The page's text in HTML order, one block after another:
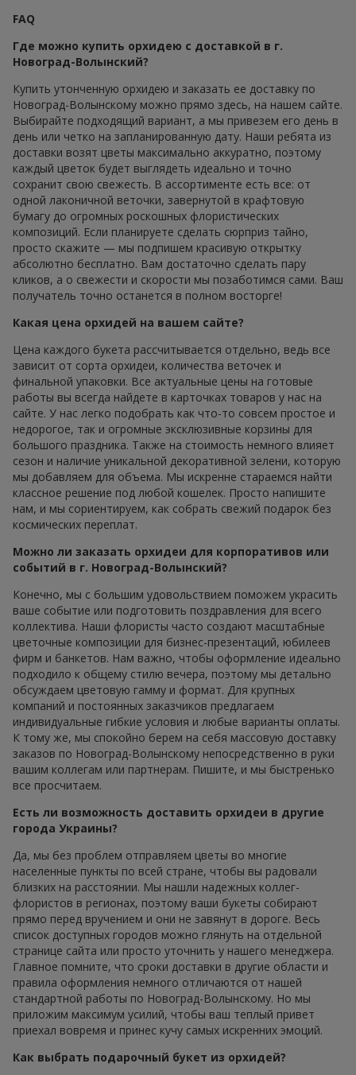
FAQ
Где можно купить орхидею с доставкой в г.
Новоград-Волынский?
Купить утонченную орхидею и заказать ее доставку по
Новоград-Волынскому можно прямо здесь, на нашем сайте.
Выбирайте подходящий вариант, а мы привезем его день в
день или четко на запланированную дату. Наши ребята из
доставки возят цветы максимально аккуратно, поэтому
каждый цветок будет выглядеть идеально и точно
сохранит свою свежесть. В ассортименте есть все: от
одной лаконичной веточки, завернутой в крафтовую
бумагу до огромных роскошных флористических
композиций. Если планируете сделать сюрприз тайно,
просто скажите — мы подпишем красивую открытку
абсолютно бесплатно. Вам достаточно сделать пару
кликов, а о свежести и скорости мы позаботимся сами. Ваш
получатель точно останется в полном восторге!
Какая цена орхидей на вашем сайте?
Цена каждого букета рассчитывается отдельно, ведь все
зависит от сорта орхидеи, количества веточек и
финальной упаковки. Все актуальные цены на готовые
работы вы всегда найдете в карточках товаров у нас на
сайте. У нас легко подобрать как что-то совсем простое и
недорогое, так и огромные эксклюзивные корзины для
большого праздника. Также на стоимость немного влияет
сезон и наличие уникальной декоративной зелени, которую
мы добавляем для объема. Мы искренне стараемся найти
классное решение под любой кошелек. Просто напишите
нам, и мы сориентируем, как собрать свежий подарок без
космических переплат.
Можно ли заказать орхидеи для корпоративов или
событий в г. Новоград-Волынский?
Конечно, мы с большим удовольствием поможем украсить
ваше событие или подготовить поздравления для всего
коллектива. Наши флористы часто создают масштабные
цветочные композиции для бизнес-презентаций, юбилеев
фирм и банкетов. Нам важно, чтобы оформление идеально
подходило к общему стилю вечера, поэтому мы детально
обсуждаем цветовую гамму и формат. Для крупных
компаний и постоянных заказчиков предлагаем
индивидуальные гибкие условия и любые варианты оплаты.
К тому же, мы спокойно берем на себя массовую доставку
заказов по Новоград-Волынскому непосредственно в руки
вашим коллегам или партнерам. Пишите, и мы быстренько
все просчитаем.
Есть ли возможность доставить орхидеи в другие
города Украины?
Да, мы без проблем отправляем цветы во многие
населенные пункты по всей стране, чтобы вы радовали
близких на расстоянии. Мы нашли надежных коллег-
флористов в регионах, поэтому ваши букеты собирают
прямо перед вручением и они не завянут в дороге. Весь
список доступных городов можно глянуть на отдельной
странице сайта или просто уточнить у нашего менеджера.
Главное помните, что сроки доставки в другие области и
правила оформления немного отличаются от нашей
стандартной работы по Новоград-Волынскому. Но мы
приложим максимум усилий, чтобы ваш теплый привет
приехал вовремя и принес кучу самых искренних эмоций.
Как выбрать подарочный букет из орхидей?